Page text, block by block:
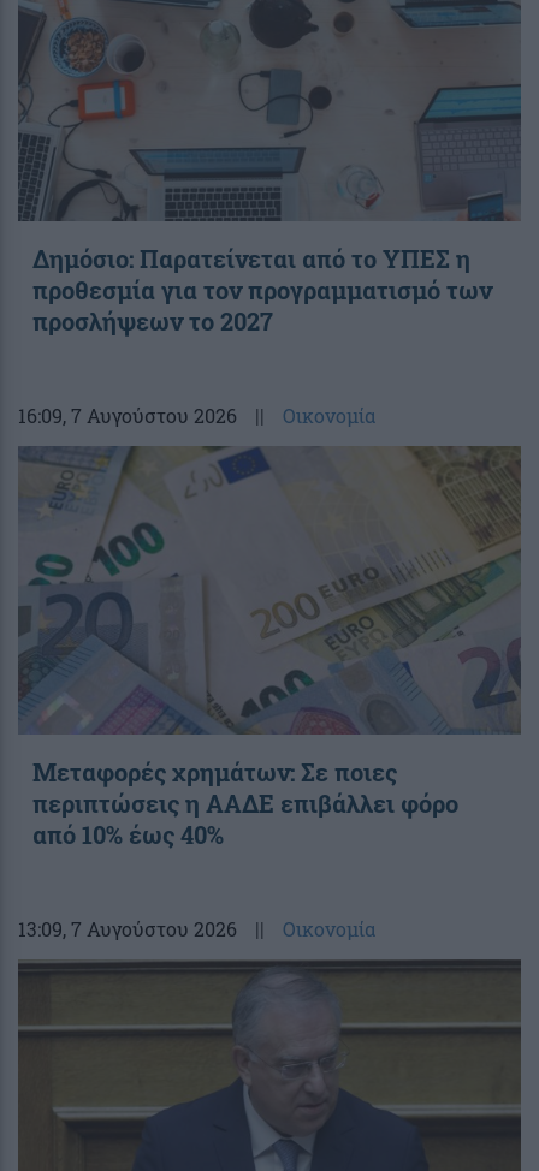
Δημόσιο: Παρατείνεται από το ΥΠΕΣ η
προθεσμία για τον προγραμματισμό των
προσλήψεων το 2027
16:09, 7 Αυγούστου 2026 || Οικονομία
Μεταφορές χρημάτων: Σε ποιες
περιπτώσεις η ΑΑΔΕ επιβάλλει φόρο
από 10% έως 40%
13:09, 7 Αυγούστου 2026 || Οικονομία